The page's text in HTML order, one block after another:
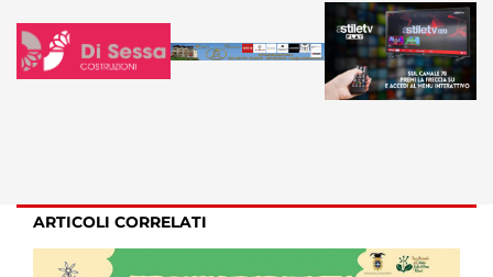
ARTICOLI CORRELATI